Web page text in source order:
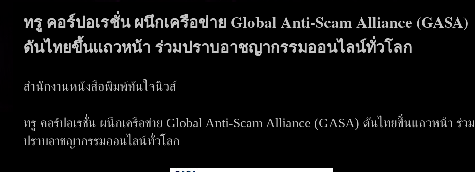
ทรู คอร์ปอเรชั่น ผนึกเครือข่าย Global Anti-Scam Alliance (GASA)
ดันไทยขึ้นแถวหน้า ร่วมปราบอาชญากรรมออนไลน์ทั่วโลก
สำนักงานหนังสือพิมพ์ทันใจนิวส์
ทรู คอร์ปอเรชั่น ผนึกเครือข่าย Global Anti-Scam Alliance (GASA) ดันไทยขึ้นแถวหน้า ร่วม
ปราบอาชญากรรมออนไลน์ทั่วโลก